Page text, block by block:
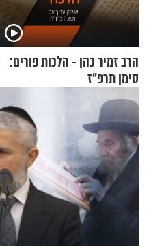
הרב זמיר כהן - הלכות פורים:
סימן תרפ"ז